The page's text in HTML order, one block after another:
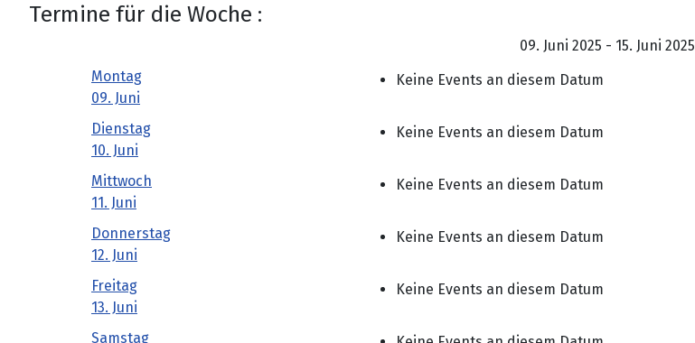
Termine für die Woche :
09. Juni 2025 - 15. Juni 2025
Montag
09. Juni
Keine Events an diesem Datum
Dienstag
10. Juni
Keine Events an diesem Datum
Mittwoch
11. Juni
Keine Events an diesem Datum
Donnerstag
12. Juni
Keine Events an diesem Datum
Freitag
13. Juni
Keine Events an diesem Datum
Samstag